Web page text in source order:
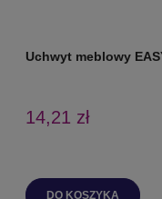
Uchwyt meblowy
14,21 zł
DO KOSZYKA